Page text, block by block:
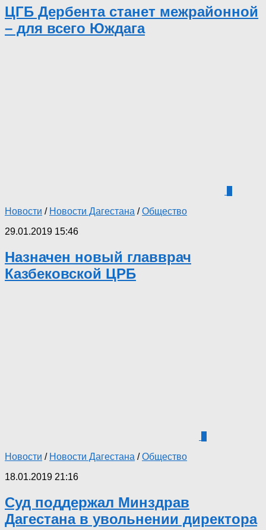
ЦГБ Дербента станет межрайонной
– для всего Юждага
Новости / Новости Дагестана /Общество
29.01.2019 15:46
Назначен новый главврач
Казбековской ЦРБ
Новости / Новости Дагестана /Общество
18.01.2019 21:16
Суд поддержал Минздрав
Дагестана в увольнении директора